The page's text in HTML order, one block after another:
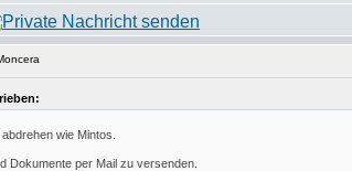
wie Mintos.
Dokumente per Mail zu versenden.